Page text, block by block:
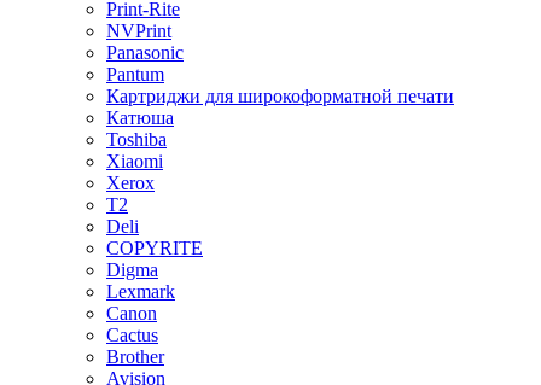
Print-Rite
NVPrint
Panasonic
Pantum
Картриджи для широкоформатной печати
Катюша
Toshiba
Xiaomi
Xerox
T2
Deli
COPYRITE
Digma
Lexmark
Canon
Cactus
Brother
Avision